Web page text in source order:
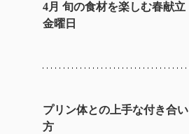
4月 旬の食材を楽しむ春献立
金曜日
プリン体との上手な付き合い
方